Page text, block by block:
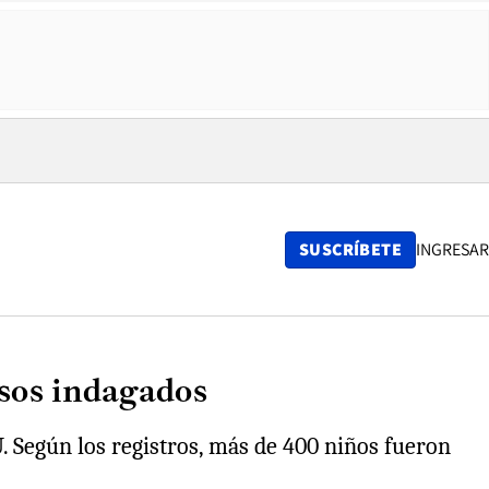
SUSCRÍBETE INGRESAR
indagados
los registros, más de 400 niños fueron